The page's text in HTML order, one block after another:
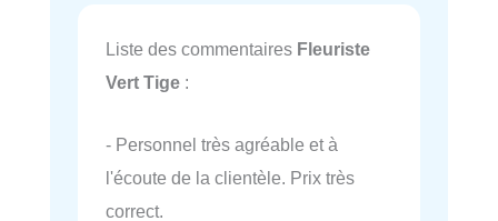
Liste des commentaires Fleuriste
Vert Tige :
- Personnel très agréable et à
l'écoute de la clientèle. Prix très
correct.